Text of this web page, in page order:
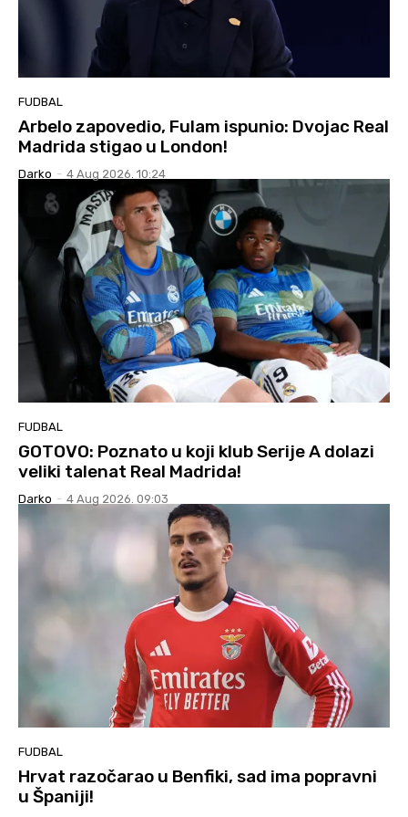
FUDBAL
Arbelo zapovedio, Fulam ispunio: Dvojac Real
Madrida stigao u London!
Darko - 4 Aug 2026. 10:24
FUDBAL
GOTOVO: Poznato u koji klub Serije A dolazi
veliki talenat Real Madrida!
Darko - 4 Aug 2026. 09:03
FUDBAL
Hrvat razočarao u Benfiki, sad ima popravni
u Španiji!